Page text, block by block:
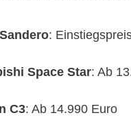
:
Space Star: Ab
C3: Ab 14.990 Euro